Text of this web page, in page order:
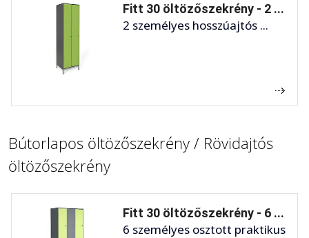
Fitt 30 öltözőszekrény - 2 ...
2 személyes hosszúajtós ...
Bútorlapos öltözőszekrény / Rövidajtós
öltözőszekrény
Fitt 30 öltözőszekrény - 6 ...
6 személyes osztott praktikus